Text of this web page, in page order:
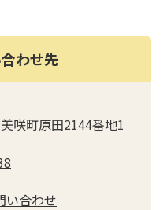
わせ先
咲町原田2144番地1
い合わせ